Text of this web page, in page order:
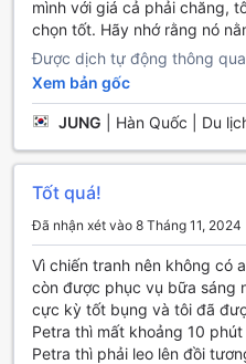
sở vật chất thể thao tuyệt
leo núi hùng vĩ. Với những
tinh tế, bạn sẽ có cơ hội
Petra, Jordan. Những con
khả năng thể chất của bạn
cảnh ngoạn mục, từ những
thung lũng xanh tươi.
núi tại Town Check-In phù
người mới bắt đầu đến
nghiệm. Hãy chuẩn bị cho
khởi, nơi bạn có thể tận
nhận sự bình yên của thiên
máy ảnh để ghi lại những
trình khám phá này!
mình với giá cả phải chăng,
chọn tốt. Hãy nhớ rằng nó
Được dịch tự động thông qua
Xem bản gốc
JUNG Hàn Quốc | Du
Tốt quá!
Đã nhận xét vào 8 Tháng 11, 2024
Vì chiến tranh nên không có
còn được phục vụ bữa sáng
cực kỳ tốt bụng và tôi đã
Petra thì mất khoảng 10
Petra thì phải leo lên đồi